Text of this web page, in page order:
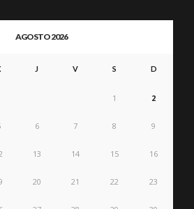
AGOSTO 2026
J V S D
1 2
6 7 8 9
13 14 15 16
20 21 22 23